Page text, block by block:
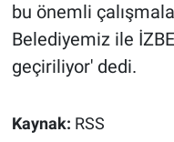
bu önemli
Belediyemiz ile
geçiriliyor' dedi.
Kaynak: RSS